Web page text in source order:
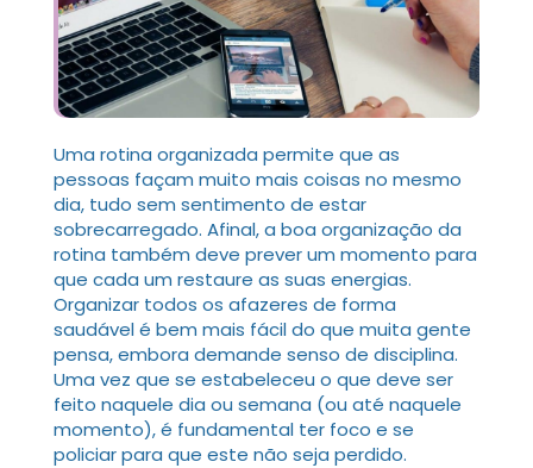
Uma rotina organizada permite que as
pessoas façam muito mais coisas no mesmo
dia, tudo sem sentimento de estar
sobrecarregado. Afinal, a boa organização da
rotina também deve prever um momento para
que cada um restaure as suas energias.
Organizar todos os afazeres de forma
saudável é bem mais fácil do que muita gente
pensa, embora demande senso de disciplina.
Uma vez que se estabeleceu o que deve ser
feito naquele dia ou semana (ou até naquele
momento), é fundamental ter foco e se
policiar para que este não seja perdido.